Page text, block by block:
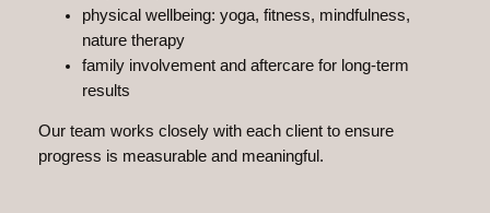
physical wellbeing: yoga, fitness, mindfulness,
nature therapy
family involvement and aftercare for long-term
results
Our team works closely with each client to ensure
progress is measurable and meaningful.